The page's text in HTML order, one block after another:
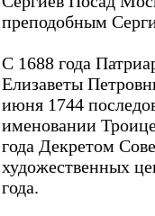
преподобным
С 1688 года
Елизаветы
июня 1744
именовании
года Декретом
художественных
года.